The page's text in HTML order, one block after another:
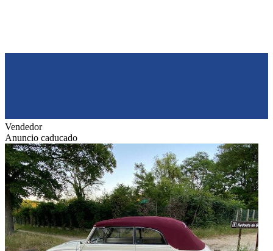
Vendedor
Anuncio caducado